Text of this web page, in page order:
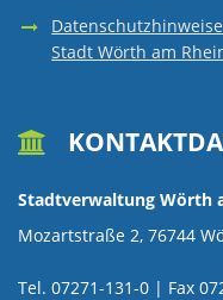
Stadt Wörth am

Stadtverwaltung Wörth
Mozartstraße 2, 76744
Tel. 07271-131-0 | Fax